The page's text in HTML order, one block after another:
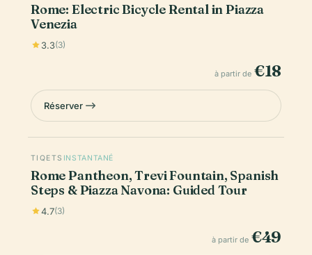
Rome: Electric Bicycle Rental in Piazza
Venezia
3.3(3)
à partir de €18
Réserver
TIQETS INSTANTANÉ
Rome Pantheon, Trevi Fountain, Spanish
Steps & Piazza Navona: Guided Tour
4.7(3)
à partir de €49